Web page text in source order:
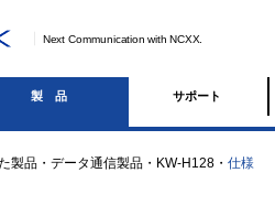
Next Communication with NCXX.
製品 サポート
製品 ・ データ通信製品 ・ KW-H128 ・ 仕様